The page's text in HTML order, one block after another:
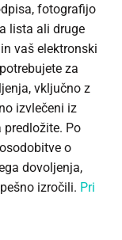
fotografijo
lista ali druge
vaš elektronski
za
vključno z
izvlečeni iz
Po
o
dovoljenja,
izročili. Pri